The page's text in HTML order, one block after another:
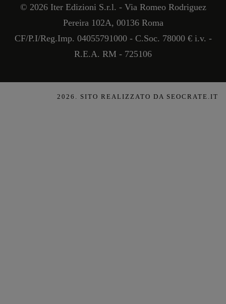
© 2026Iter Edizioni S.r.l. - Via Romeo Rodriguez
Pereira 102A, 00136 Roma
CF/P.I/Reg.Imp. 04055791000 - C.Soc. 78000 € i.v. -
R.E.A. RM - 725106
2026 . SITO REALIZZATO DA SEOCRATE.IT